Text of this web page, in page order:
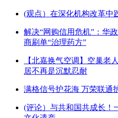
(观点）在深化机构改革中
解决“网购信用危机”：华
商刷单“治理药方”
【北嘉换气空调】空巢老
居不再是沉默忍耐
满格信号护花海 万荣联通
(评论）与共和国共成长！